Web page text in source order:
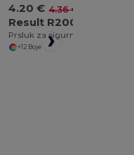
4.20 € 4.36 €
Result R200EV
+12 Boje